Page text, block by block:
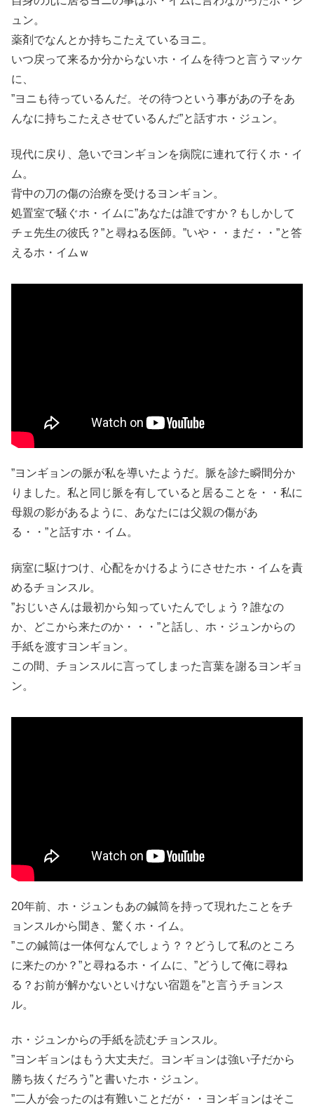
ュン。
薬剤でなんとか持ちこたえているヨニ。
いつ戻って来るか分からないホ・イムを待つと言うマッケ
に、
”ヨニも待っているんだ。その待つという事があの子をあ
んなに持ちこたえさせているんだ”と話すホ・ジュン。
現代に戻り、急いでヨンギョンを病院に連れて行くホ・イ
ム。
背中の刀の傷の治療を受けるヨンギョン。
処置室で騒ぐホ・イムに”あなたは誰ですか？もしかして
チェ先生の彼氏？”と尋ねる医師。”いや・・まだ・・”と答
えるホ・イムｗ
”ヨンギョンの脈が私を導いたようだ。脈を診た瞬間分か
りました。私と同じ脈を有していると居ることを・・私に
母親の影があるように、あなたには父親の傷があ
る・・”と話すホ・イム。
病室に駆けつけ、心配をかけるようにさせたホ・イムを責
めるチョンスル。
”おじいさんは最初から知っていたんでしょう？誰なの
か、どこから来たのか・・・”と話し、ホ・ジュンからの
手紙を渡すヨンギョン。
この間、チョンスルに言ってしまった言葉を謝るヨンギョ
ン。
20年前、ホ・ジュンもあの鍼筒を持って現れたことをチ
ョンスルから聞き、驚くホ・イム。
”この鍼筒は一体何なんでしょう？？どうして私のところ
に来たのか？”と尋ねるホ・イムに、”どうして俺に尋ね
る？お前が解かないといけない宿題を”と言うチョンス
ル。
ホ・ジュンからの手紙を読むチョンスル。
”ヨンギョンはもう大丈夫だ。ヨンギョンは強い子だから
勝ち抜くだろう”と書いたホ・ジュン。
”二人が会ったのは有難いことだが・・ヨンギョンはそこ